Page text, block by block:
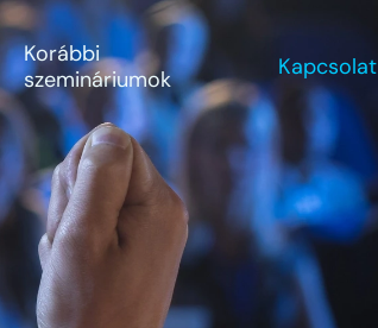
Korábbi
szemináriumok
Kapcsolat